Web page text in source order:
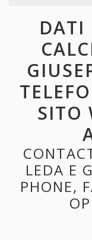
DATI
SITO
LEDA E
PHONE,